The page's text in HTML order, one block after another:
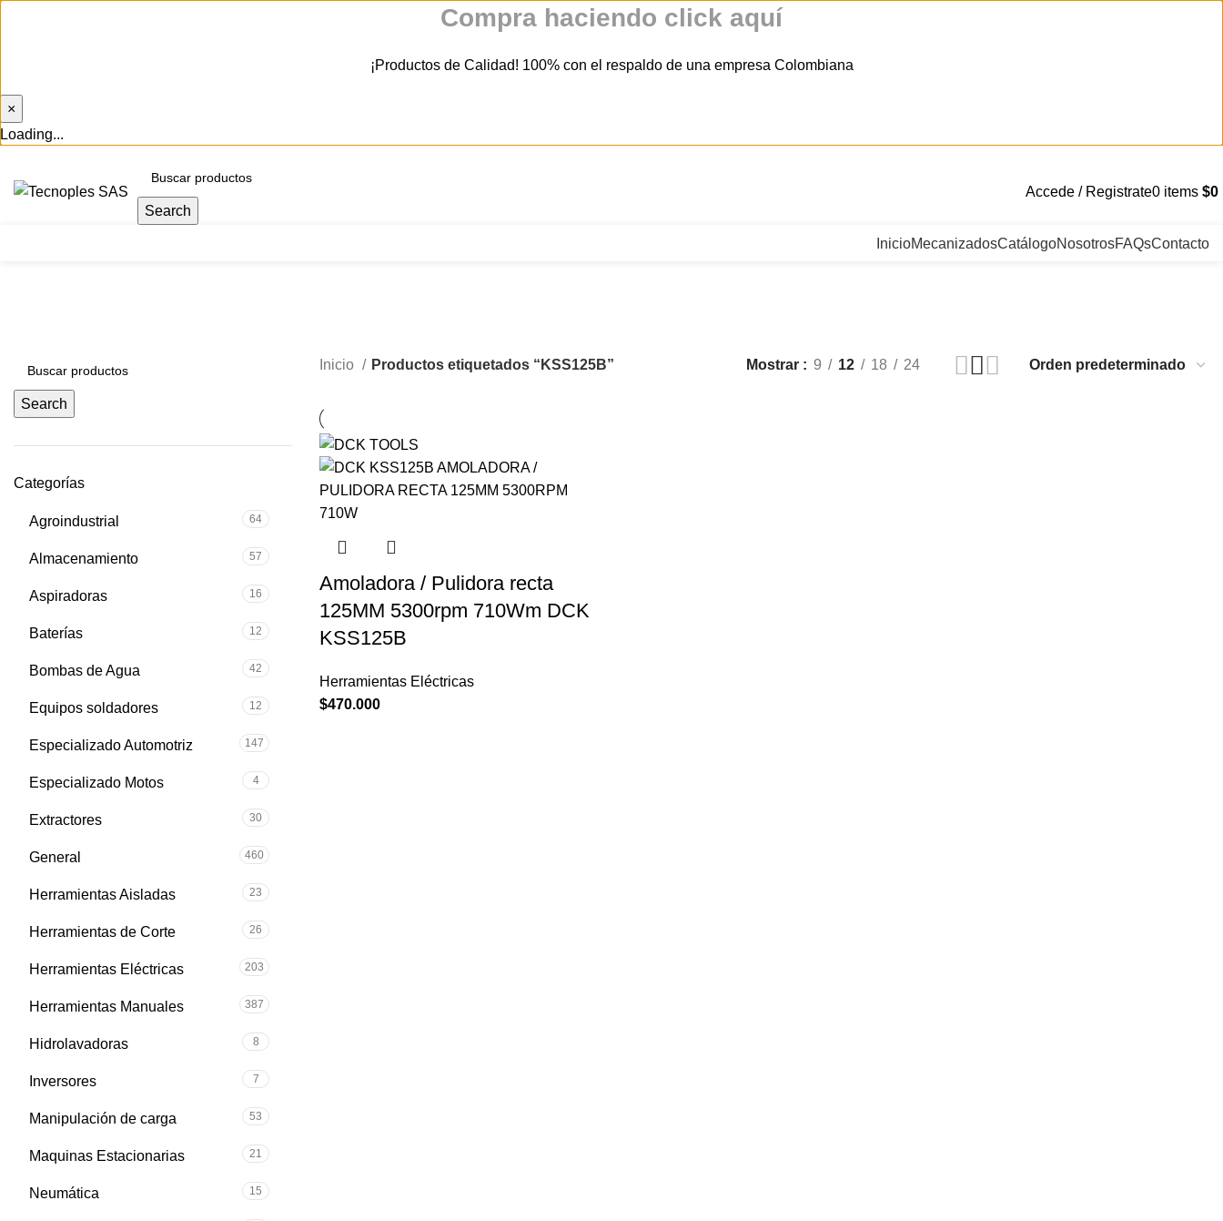
Compra haciendo click aquí
¡Productos de Calidad! 100% con el respaldo de una empresa Colombiana
×
Loading...
Search
Accede / Registrate0 items $0
InicioMecanizadosCatálogoNosotrosFAQsContacto
Search
Categorías
Agroindustrial 64
Almacenamiento 57
Aspiradoras 16
Baterías 12
Bombas de Agua 42
Equipos soldadores 12
Especializado Automotriz 147
Especializado Motos 4
Extractores 30
General 460
Herramientas Aisladas 23
Herramientas de Corte 26
Herramientas Eléctricas 203
Herramientas Manuales 387
Hidrolavadoras 8
Inversores 7
Manipulación de carga 53
Maquinas Estacionarias 21
Neumática 15
Inicio Productos etiquetados “KSS125B” Mostrar 9 12 18 24
Amoladora / Pulidora recta
125MM 5300rpm 710Wm DCK
KSS125B
Herramientas Eléctricas
$470.000